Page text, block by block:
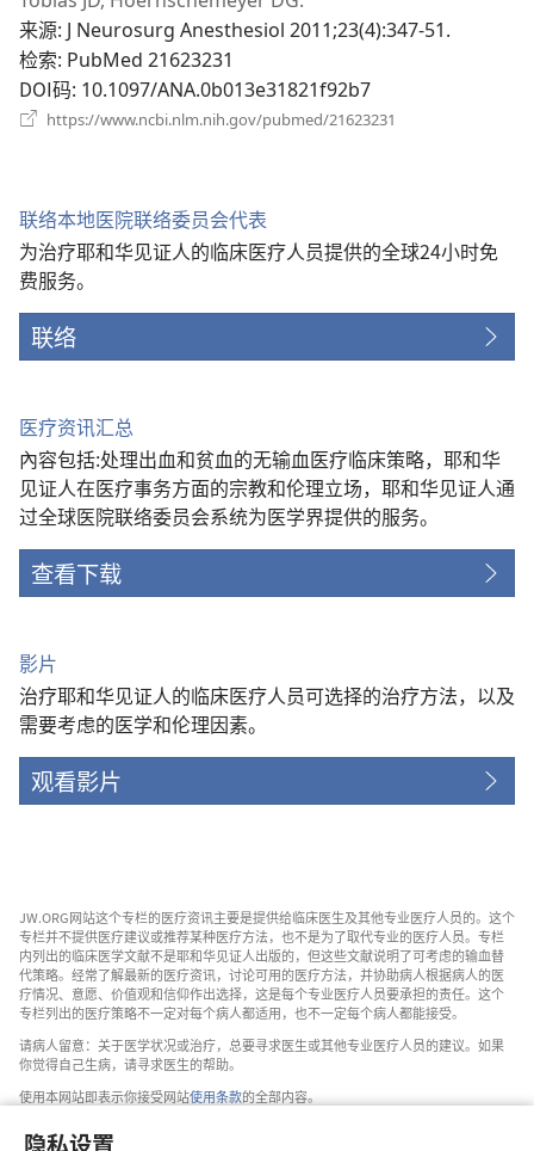
隐私设置
新
口）
来源‎: J Neurosurg Anesthesiol 2011;23(4):347-51.
检索‎: PubMed 21623231
DOI码‎: 10.1097/ANA.0b013e31821f92b7
https://www.ncbi.nlm.nih.gov/pubmed/21623231
联络本地医院联络委员会代表
为治疗耶和华见证人的临床医疗人员提供的全球24小时免
费服务。
联络
医疗资讯汇总
內容包括:处理出血和贫血的无输血医疗临床策略，耶和华
见证人在医疗事务方面的宗教和伦理立场，耶和华见证人通
过全球医院联络委员会系统为医学界提供的服务。
查看下载
影片
治疗耶和华见证人的临床医疗人员可选择的治疗方法，以及
需要考虑的医学和伦理因素。
观看影片
JW.ORG网站这个专栏的医疗资讯主要是提供给临床医生及其他专业医疗人员的。这个
专栏并不提供医疗建议或推荐某种医疗方法，也不是为了取代专业的医疗人员。专栏
内列出的临床医学文献不是耶和华见证人出版的，但这些文献说明了可考虑的输血替
代策略。经常了解最新的医疗资讯，讨论可用的医疗方法，并协助病人根据病人的医
疗情况、意愿、价值观和信仰作出选择，这是每个专业医疗人员要承担的责任。这个
专栏列出的医疗策略不一定对每个病人都适用，也不一定每个病人都能接受。
请病人留意：关于医学状况或治疗，总要寻求医生或其他专业医疗人员的建议。如果
你觉得自己生病，请寻求医生的帮助。
使用本网站即表示你接受网站使用条款的全部内容。